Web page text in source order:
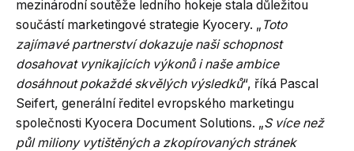
mezinárodní soutěže ledního hokeje stala důležitou
součástí marketingové strategie Kyocery. „ Toto
zajímavé partnerství dokazuje naši schopnost
dosahovat vynikajících výkonů i naše ambice
dosáhnout pokaždé skvělých výsledků“, říká Pascal
Seifert, generální ředitel evropského marketingu
společnosti Kyocera Document Solutions. „S více než
půl miliony vytištěných a zkopírovaných stránek